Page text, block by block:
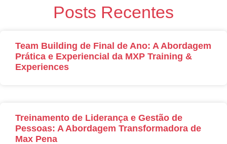
Posts Recentes
Team Building de Final de Ano: A Abordagem
Prática e Experiencial da MXP Training &
Experiences
Treinamento de Liderança e Gestão de
Pessoas: A Abordagem Transformadora de
Max Pena